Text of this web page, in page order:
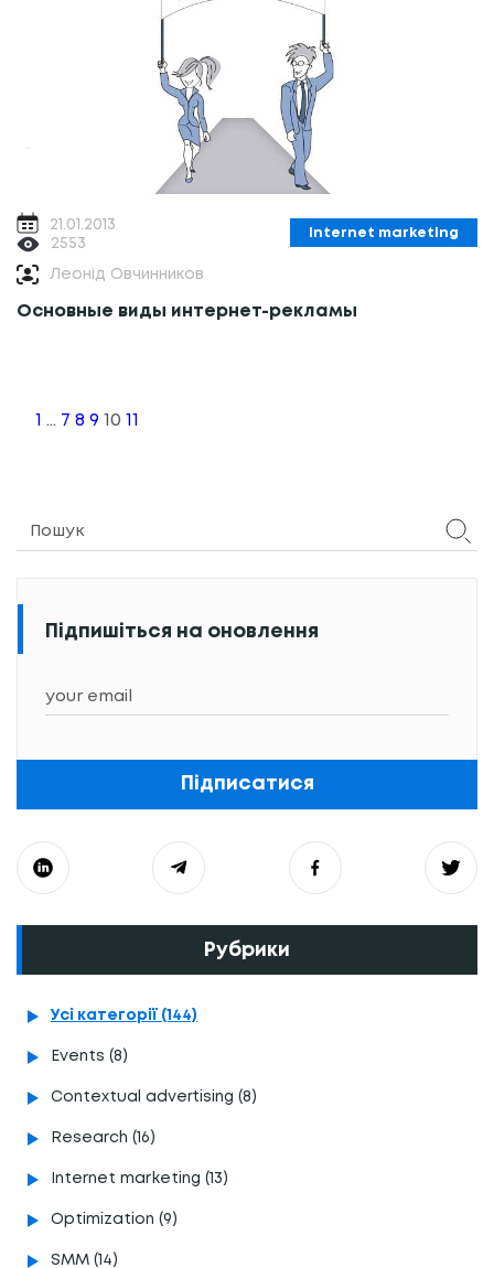
21.01.2013
2553
Internet marketing
Леонід Овчинников
Основные виды интернет-рекламы
navigation
1 … 7 8 9 10 11
Підпишіться на оновлення
Підписатися
Рубрики
Усі категорії (144)
Events (8)
Contextual advertising (8)
Research (16)
Internet marketing (13)
Optimization (9)
SMM (14)